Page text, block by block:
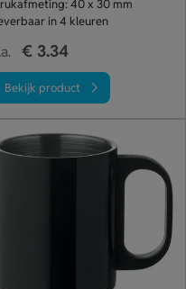
40 x 30 mm
in 4 kleuren
€ 3.34
Bekijk product